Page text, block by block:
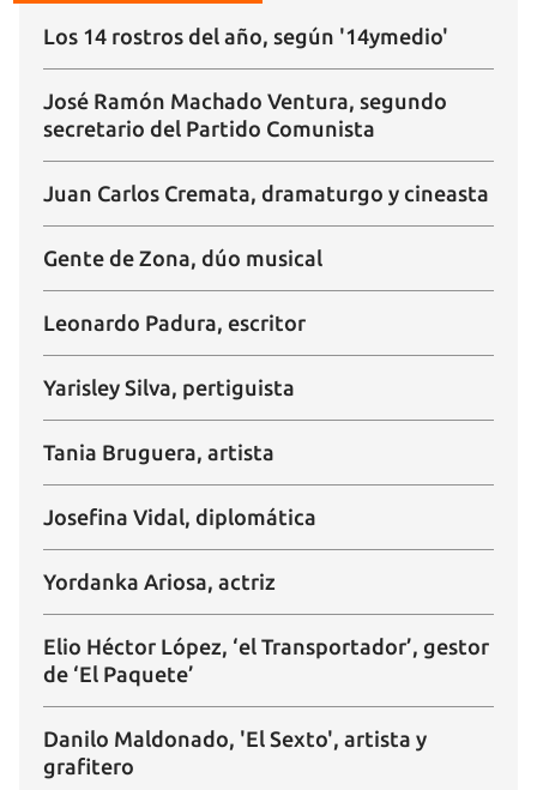
Los 14 rostros del año, según '14ymedio'
José Ramón Machado Ventura, segundo
secretario del Partido Comunista
Juan Carlos Cremata, dramaturgo y cineasta
Gente de Zona, dúo musical
Leonardo Padura, escritor
Yarisley Silva, pertiguista
Tania Bruguera, artista
Josefina Vidal, diplomática
Yordanka Ariosa, actriz
Elio Héctor López, ‘el Transportador’, gestor
de ‘El Paquete’
Danilo Maldonado, 'El Sexto', artista y
grafitero